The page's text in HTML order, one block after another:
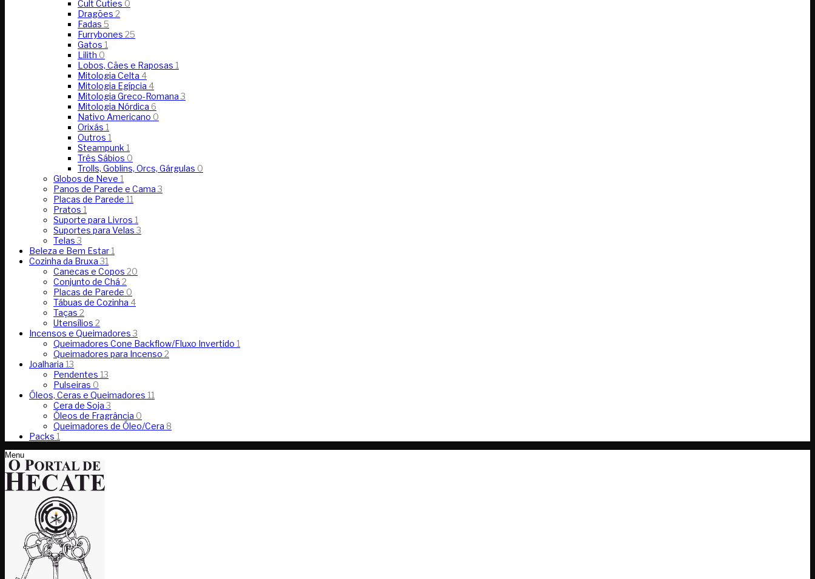
Cult Cuties 0
Dragões 2
Fadas 5
Furrybones 25
Gatos 1
Lilith 0
Lobos, Cães e Raposas 1
Mitologia Celta 4
Mitologia Egípcia 4
Mitologia Greco-Romana3
Mitologia Nórdica 6
Nativo Americano 0
Orixás 1
Outros 1
Steampunk 1
Três Sábios 0
Trolls, Goblins, Orcs, Gárgulas 0
Globos de Neve 1
Panos de Parede e Cama3
Placas de Parede 11
Pratos 1
Suporte para Livros 1
Suportes para Velas3
Telas3
Beleza e Bem Estar 1
Cozinha da Bruxa31
Canecas e Copos 20
Conjunto de Chá 2
Placas de Parede 0
Tábuas de Cozinha 4
Taças 2
Utensílios 2
Incensos e Queimadores3
Queimadores Cone Backflow/Fluxo Invertido 1
Queimadores para Incenso 2
Joalharia 13
Pendentes 13
Pulseiras 0
Óleos, Ceras e Queimadores 11
Cera de Soja3
Óleos de Fragrância 0
Queimadores de Óleo/Cera 8
Packs 1
Menu